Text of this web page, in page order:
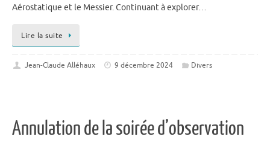
Aérostatique et le Messier. Continuant à explorer…
Lire la suite
Jean-Claude Alléhaux 9 décembre 2024 Divers
Annulation de la soirée d’observation